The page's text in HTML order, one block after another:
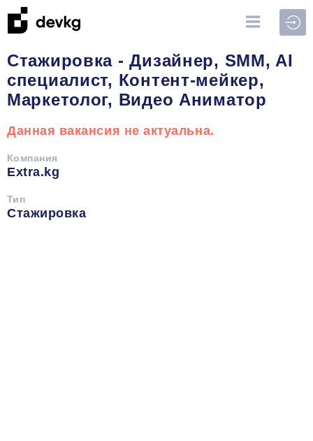
Стажировка - Дизайнер, SMM, AI
специалист, Контент-мейкер,
Маркетолог, Видео Аниматор
Данная вакансия не актуальна.
Компания
Extra.kg
Тип
Стажировка